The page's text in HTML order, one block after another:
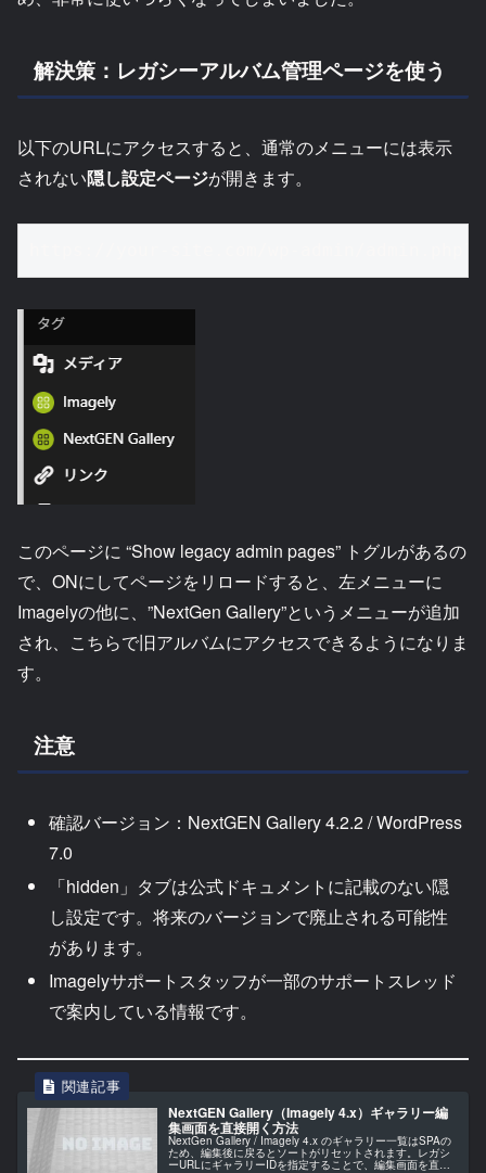
解決策：レガシーアルバム管理ページを使う
以下のURLにアクセスすると、通常のメニューには表示
されない隠し設定ページが開きます。
このページに “Show legacy admin pages” トグルがあるの
で、ONにしてページをリロードすると、左メニューに
Imagelyの他に、”NextGen Gallery”というメニューが追加
され、こちらで旧アルバムにアクセスできるようになりま
す。
注意
確認バージョン：NextGEN Gallery 4.2.2 / WordPress
7.0
「hidden」タブは公式ドキュメントに記載のない隠
し設定です。将来のバージョンで廃止される可能性
があります。
Imagelyサポートスタッフが一部のサポートスレッド
で案内している情報です。
NextGEN Gallery（Imagely 4.x）ギャラリー編
集画面を直接開く方法
NextGen Gallery / Imagely 4.x のギャラリー一覧はSPAの
ため、編集後に戻るとソートがリセットされます。レガシ
ーURLにギャラリーIDを指定することで、編集画面を直接